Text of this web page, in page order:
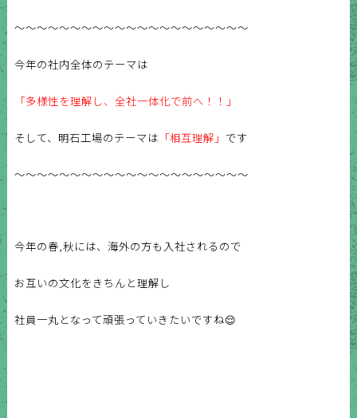
〜〜〜〜〜〜〜〜〜〜〜〜〜〜〜〜〜〜〜〜〜
今年の社内全体のテーマは
「多様性を理解し、全社一体化で前へ！！」
そして、明石工場のテーマは 「相互理解」 です
〜〜〜〜〜〜〜〜〜〜〜〜〜〜〜〜〜〜〜〜〜
今年の春,秋には、海外の方も入社されるので
お互いの文化をきちんと理解し
社員一丸となって頑張っていきたいですね😌